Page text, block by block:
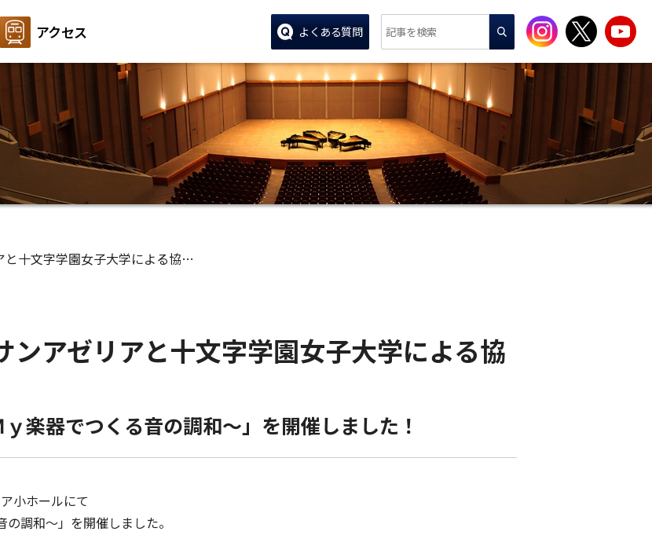
アクセス よくある質問
十文字学園女子大学による協…
ンアゼリアと十文字学園女子大学による協
楽器でつくる音の調和～」を開催しました！
小ホールにて
調和～」を開催しました。